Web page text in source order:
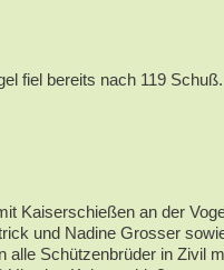
fiel bereits nach 119 Schuß.
an der
und Nadine Grosser
Schützenbrüder in Zivil